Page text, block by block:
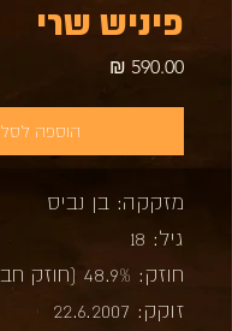
פיניש שרי
הוספה לסל
מזקקה: בן נביס
גיל: 18
חוזק: 48.9% (חוזק חבית)
זוקק: 22.6.2007